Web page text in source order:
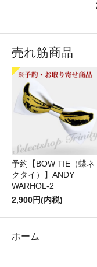
売れ筋商品
予約【BOW TIE（蝶ネ
クタイ）】ANDY
WARHOL-2
2,900円(内税)
ホーム